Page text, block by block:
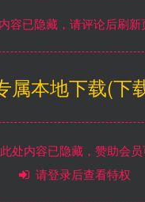
容已隐藏，请评论后刷新
属本地下载(下
处内容已隐藏，赞助会员
请登录后查看特权